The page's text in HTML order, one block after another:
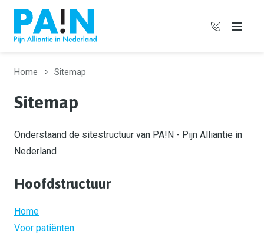
Menu
06 385
Home Sitemap
Sitemap
Onderstaand de sitestructuur van PA!N - Pijn Alliantie in
Nederland
Hoofdstructuur
Home
Voor patiënten